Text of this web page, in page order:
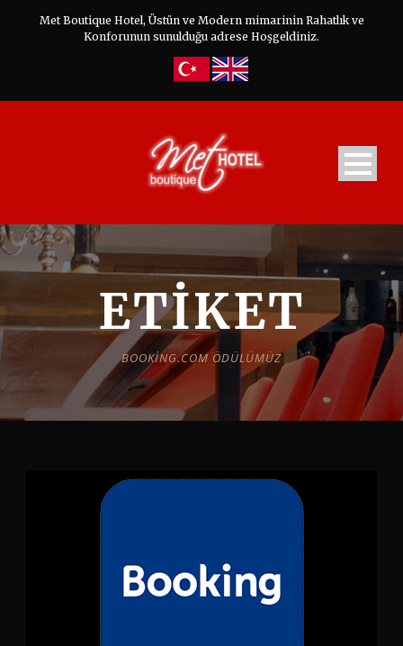
Met Boutique Hotel, Üstün ve Modern mimarinin Rahatlık ve
Konforunun sunulduğu adrese Hoşgeldiniz.
ETIKET
BOOKING.COM ÖDÜLÜMÜZ